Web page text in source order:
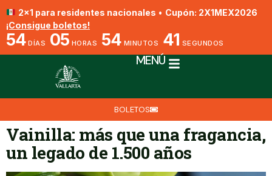
2x1 para residentes nacionales • Cupón: 2X1MEX2026
¡Consigue boletos!
54 DÍAS 05 HORAS 54 MINUTOS 41 SEGUNDOS
MENÚ
BOLETOS
Vainilla: más que una fragancia,
un legado de 1.500 años